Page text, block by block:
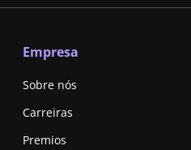
Empresa
Sobre nós
Carreiras
Premios